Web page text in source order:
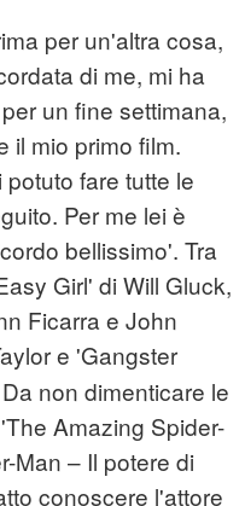
per un'altra cosa,
di me, mi ha
un fine settimana,
il mio primo film.
fare tutte le
Per me lei è
bellissimo'. Tra
Girl' di Will Gluck,
Ficarra e John
e 'Gangster
non dimenticare le
Amazing Spider-
Man – Il potere di
conoscere l'attore